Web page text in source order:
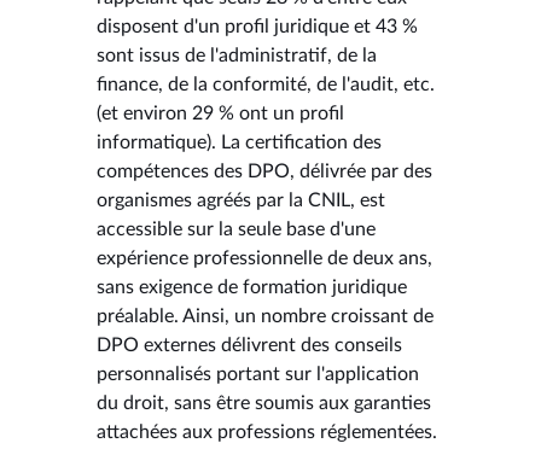
disposent d'un profil juridique et 43 %
sont issus de l'administratif, de la
finance, de la conformité, de l'audit, etc.
(et environ 29 % ont un profil
informatique). La certification des
compétences des DPO, délivrée par des
organismes agréés par la CNIL, est
accessible sur la seule base d'une
expérience professionnelle de deux ans,
sans exigence de formation juridique
préalable. Ainsi, un nombre croissant de
DPO externes délivrent des conseils
personnalisés portant sur l'application
du droit, sans être soumis aux garanties
attachées aux professions réglementées.